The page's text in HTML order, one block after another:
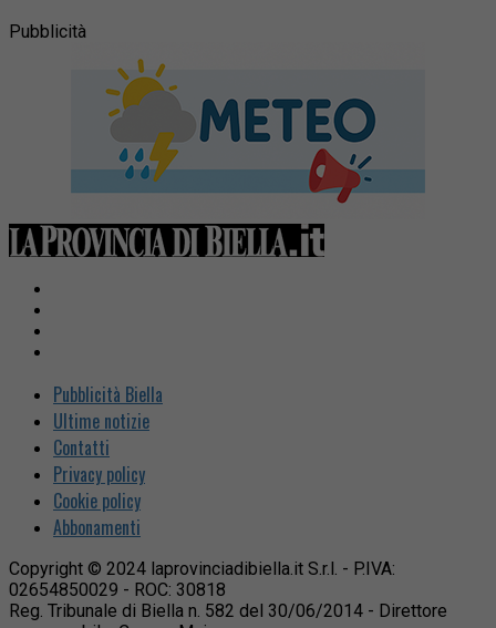
Pubblicità
Pubblicità Biella
Ultime notizie
Contatti
Privacy policy
Cookie policy
Abbonamenti
Copyright © 2024 laprovinciadibiella.it S.r.l. - P.IVA:
02654850029 - ROC: 30818
Reg. Tribunale di Biella n. 582 del 30/06/2014 - Direttore